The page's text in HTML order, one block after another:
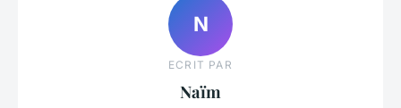
N
ECRIT PAR
Naïm